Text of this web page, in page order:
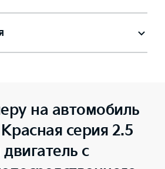
на автомобиль
серия 2.5
с